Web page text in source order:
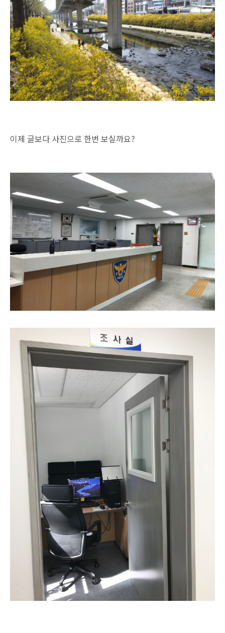
이제 글보다 사진으로 한번 보실까요?